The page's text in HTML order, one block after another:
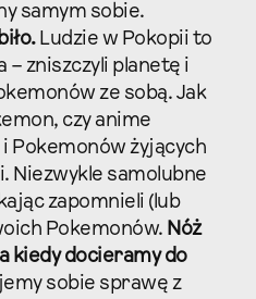
samym sobie.
Ludzie w Pokopii to
zniszczyli planetę i
ze sobą. Jak
czy anime
Pokemonów żyjących
Niezwykle samolubne
zapomnieli (lub
Pokemonów. Nóż
kiedy docieramy do
sobie sprawę z